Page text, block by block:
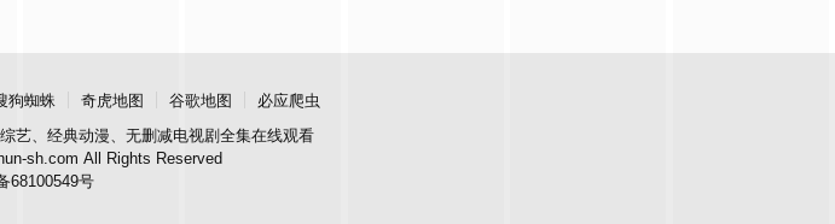
狗蜘蛛 奇虎地图 谷歌地图
必应爬虫
艺、经典动漫、无删减电视剧全集在线观看
sh.com All Rights Reserved
68100549号